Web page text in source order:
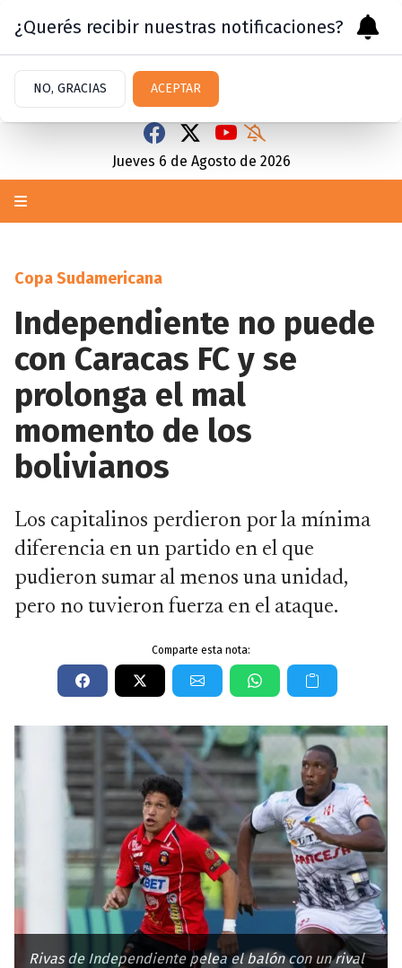
Jueves 6 de Agosto de 2026
Copa Sudamericana
Independiente no puede
con Caracas FC y se
prolonga el mal
momento de los
bolivianos
Los capitalinos perdieron por la mínima
diferencia en un partido en el que
pudieron sumar al menos una unidad,
pero no tuvieron fuerza en el ataque.
Comparte esta nota:
Rivas de Independiente pelea el balón con un rival
¿Querés recibir nuestras notificaciones?
NO, GRACIAS ACEPTAR